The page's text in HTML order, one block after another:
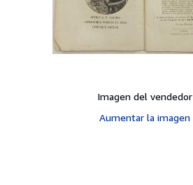
Imagen del vendedor
Aumentar la imagen